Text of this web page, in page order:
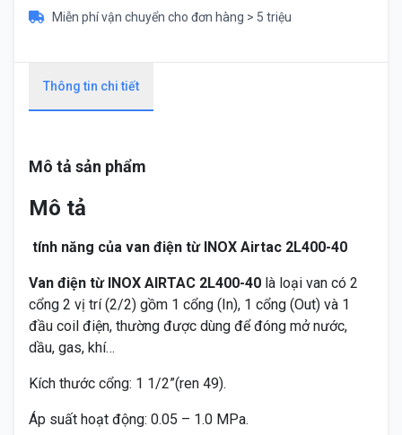
Miễn phí vận chuyển cho đơn hàng > 5 triệu
Thông tin chi tiết
Mô tả sản phẩm
Mô tả
tính năng của van điện từ INOX Airtac 2L400-40
Van điện từ INOX AIRTAC 2L400-40 là loại van có 2
cổng 2 vị trí (2/2) gồm 1 cổng (In), 1 cổng (Out) và 1
đầu coil điện, thường được dùng để đóng mở nước,
dầu, gas, khí…
Kích thước cổng: 1 1/2”(ren 49).
Áp suất hoạt động: 0.05 – 1.0 MPa.